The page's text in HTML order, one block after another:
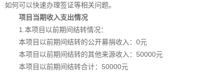
如何可以快速办理签证等相关问题。
项目当期收入支出情况
1.本项目以前期间结转情况：
本项目以前期间结转的公开募捐收入：0元
本项目以前期间结转的其他来源收入：50000元
本项目以前期间结转合计：50000元